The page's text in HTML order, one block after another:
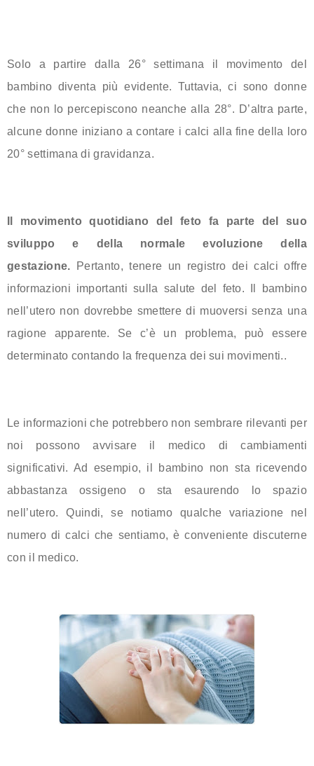
Solo a partire dalla 26° settimana il movimento del
bambino diventa più evidente. Tuttavia, ci sono donne
che non lo percepiscono neanche alla 28°. D’altra parte,
alcune donne iniziano a contare i calci alla fine della loro
20° settimana di gravidanza.
Il movimento quotidiano del feto fa parte del suo
sviluppo e della normale evoluzione della
gestazione. Pertanto, tenere un registro dei calci offre
informazioni importanti sulla salute del feto. Il bambino
nell’utero non dovrebbe smettere di muoversi senza una
ragione apparente. Se c’è un problema, può essere
determinato contando la frequenza dei sui movimenti..
Le informazioni che potrebbero non sembrare rilevanti per
noi possono avvisare il medico di cambiamenti
significativi. Ad esempio, il bambino non sta ricevendo
abbastanza ossigeno o sta esaurendo lo spazio
nell’utero. Quindi, se notiamo qualche variazione nel
numero di calci che sentiamo, è conveniente discuterne
con il medico.